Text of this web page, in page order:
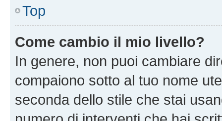
Top
Come cambio il mio livello?
In genere, non puoi cambiare
compaiono sotto al tuo nome
seconda dello stile che stai